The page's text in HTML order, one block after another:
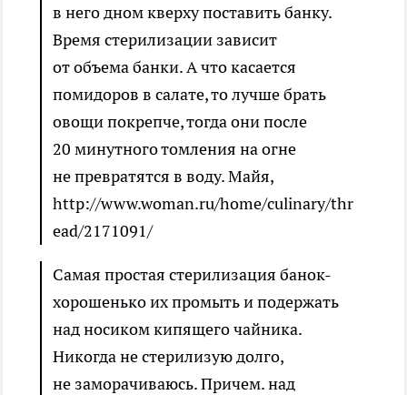
в него дном кверху поставить банку.
Время стерилизации зависит
от объема банки. А что касается
помидоров в салате, то лучше брать
овощи покрепче, тогда они после
20 минутного томления на огне
не превратятся в воду.Майя,
http://www.woman.ru/home/culinary/thr
ead/2171091/
Самая простая стерилизация банок-
хорошенько их промыть и подержать
над носиком кипящего чайника.
Никогда не стерилизую долго,
не заморачиваюсь. Причем. над